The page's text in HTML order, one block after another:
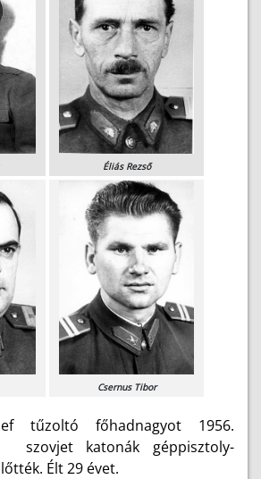
Éliás Rezső
Csernus Tibor
tűzoltó főhadnagyot 1956.
szovjet katonák géppisztoly-
Élt 29 évet.